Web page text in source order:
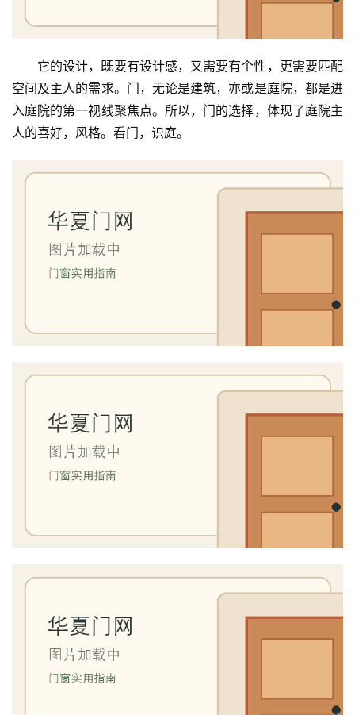
它的设计，既要有设计感，又需要有个性，更需要匹配
空间及主人的需求。门，无论是建筑，亦或是庭院，都是进
入庭院的第一视线聚焦点。所以，门的选择，体现了庭院主
人的喜好，风格。看门，识庭。